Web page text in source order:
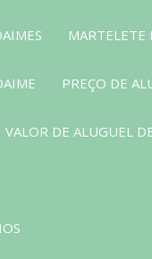
MARTELETE
PREÇO DE
VALOR DE ALUGUEL